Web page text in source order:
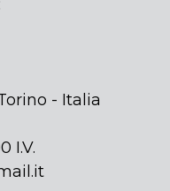
- Italia
I.V.